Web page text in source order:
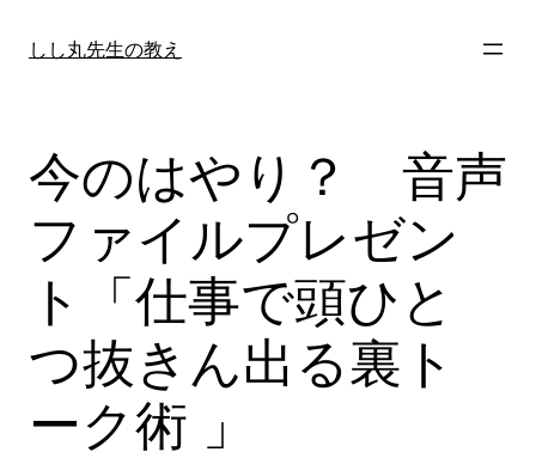
しし丸先生の教え
今のはやり？ 音声
ファイルプレゼン
ト「仕事で頭ひと
つ抜きん出る裏ト
ーク術 」